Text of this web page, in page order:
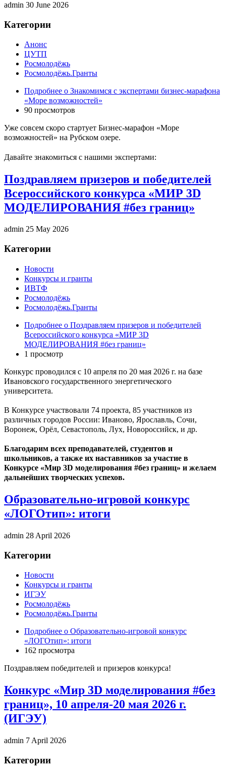
admin 30 June 2026
Категории
Анонс
ЦУТП
Росмолодёжь
Росмолодёжь.Гранты
Подробнее о Знакомимся с экспертами бизнес-марафона
«Море возможностей»
90 просмотров
Уже совсем скоро стартует Бизнес-марафон «Море
возможностей» на Рубском озере.
Давайте знакомиться с нашими экспертами:
Поздравляем призеров и победителей
Всероссийского конкурса «МИР 3D
МОДЕЛИРОВАНИЯ #без границ»
admin 25 May 2026
Категории
Новости
Конкурсы и гранты
ИВТФ
Росмолодёжь
Росмолодёжь.Гранты
Подробнее о Поздравляем призеров и победителей
Всероссийского конкурса «МИР 3D
МОДЕЛИРОВАНИЯ #без границ»
1 просмотр
Конкурс проводился с 10 апреля по 20 мая 2026 г. на базе
Ивановского государственного энергетического
университета.
В Конкурсе участвовали 74 проекта, 85 участников из
различных городов России: Иваново, Ярославль, Сочи,
Воронеж, Орёл, Севастополь, Лух, Новороссийск, и др.
Благодарим всех преподавателей, студентов и
школьников, а также их наставников за участие в
Конкурсе «Мир 3D моделирования #без границ» и желаем
дальнейших творческих успехов.
Образовательно-игровой конкурс
«ЛОГОтип»: итоги
admin 28 April 2026
Категории
Новости
Конкурсы и гранты
ИГЭУ
Росмолодёжь
Росмолодёжь.Гранты
Подробнее о Образовательно-игровой конкурс
«ЛОГОтип»: итоги
162 просмотра
Поздравляем победителей и призеров конкурса!
Конкурс «Мир 3D моделирования #без
границ», 10 апреля-20 мая 2026 г.
(ИГЭУ)
admin 7 April 2026
Категории